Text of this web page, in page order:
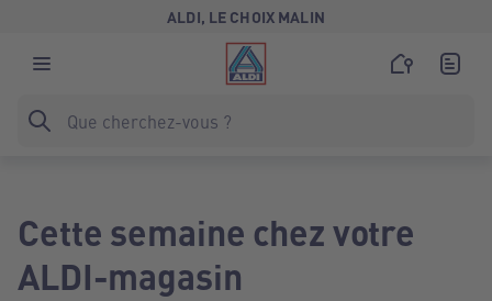
ALDI, LE CHOIX MALIN
Cette semaine chez votre
ALDI-magasin